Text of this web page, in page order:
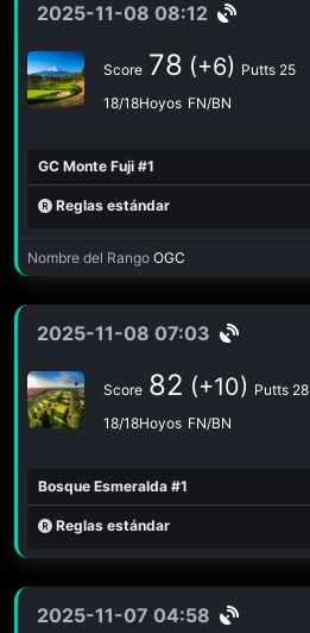
2025-11-08 08:12
Score 78 (+6) Putts 25
18/18Hoyos FN/BN
GC Monte Fuji #1
Reglas estándar
Nombre del Rango OGC
2025-11-08 07:03
Score 82 (+10) Putts 28
18/18Hoyos FN/BN
Bosque Esmeralda #1
Reglas estándar
2025-11-07 04:58